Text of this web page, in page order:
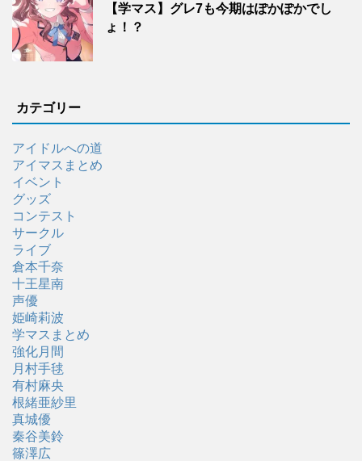
【学マス】グレ7も今期はぽかぽかでし
ょ！？
カテゴリー
アイドルへの道
アイマスまとめ
イベント
グッズ
コンテスト
サークル
ライブ
倉本千奈
十王星南
声優
姫崎莉波
学マスまとめ
強化月間
月村手毬
有村麻央
根緒亜紗里
真城優
秦谷美鈴
篠澤広